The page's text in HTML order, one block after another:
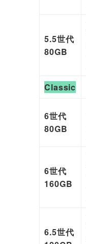
5.5世代
80GB
Classic
6世代
80GB
6世代
160GB
6.5世代